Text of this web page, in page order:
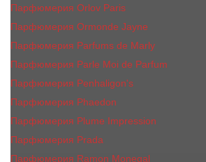
Парфюмерия Orlov Paris
Парфюмерия Ormonde Jayne
Парфюмерия Parfums de Marly
Парфюмерия Parle Moi de Parfum
Парфюмерия Penhaligon's
Парфюмерия Phaedon
Парфюмерия Plume Impression
Парфюмерия Prada
Парфюмерия Ramon Monegal